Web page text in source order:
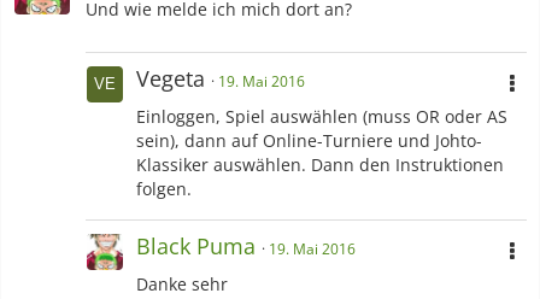
Und wie melde ich mich dort an?
Vegeta 19. Mai 2016
Einloggen, Spiel auswählen (muss OR oder AS
sein), dann auf Online-Turniere und Johto-
Klassiker auswählen. Dann den Instruktionen
folgen.
Black Puma 19. Mai 2016
Danke sehr